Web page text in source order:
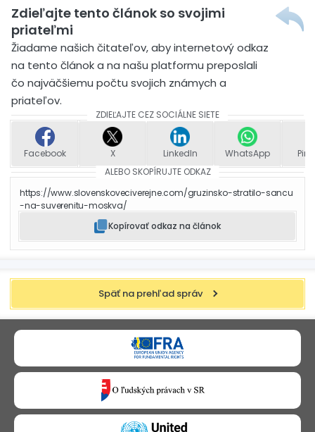
Zdieľajte tento článok so svojimi
priateľmi
Žiadame našich čitateľov, aby internetový odkaz
na tento článok a na našu platformu preposlali
čo najväčšiemu počtu svojich známych a
priateľov.
ZDIEĽAJTE CEZ SOCIÁLNE SIETE
Facebook X LinkedIn WhatsApp
ALEBO SKOPÍRUJTE ODKAZ
https://www.slovenskoveciverejne.com/gruzinsko-stratilo-sancu
-na-suverenitu-moskva/
Kopírovať odkaz na článok
Späť na prehľad správ